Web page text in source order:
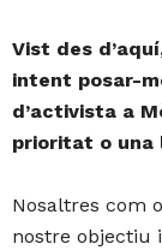
Vist des
intent posar-
d’activista a
prioritat o una
Nosaltres com
nostre objectiu